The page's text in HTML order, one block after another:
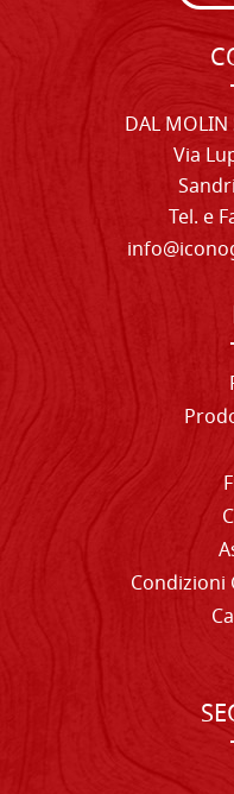
DAL MOLIN
Via
Tel. e
Condizioni